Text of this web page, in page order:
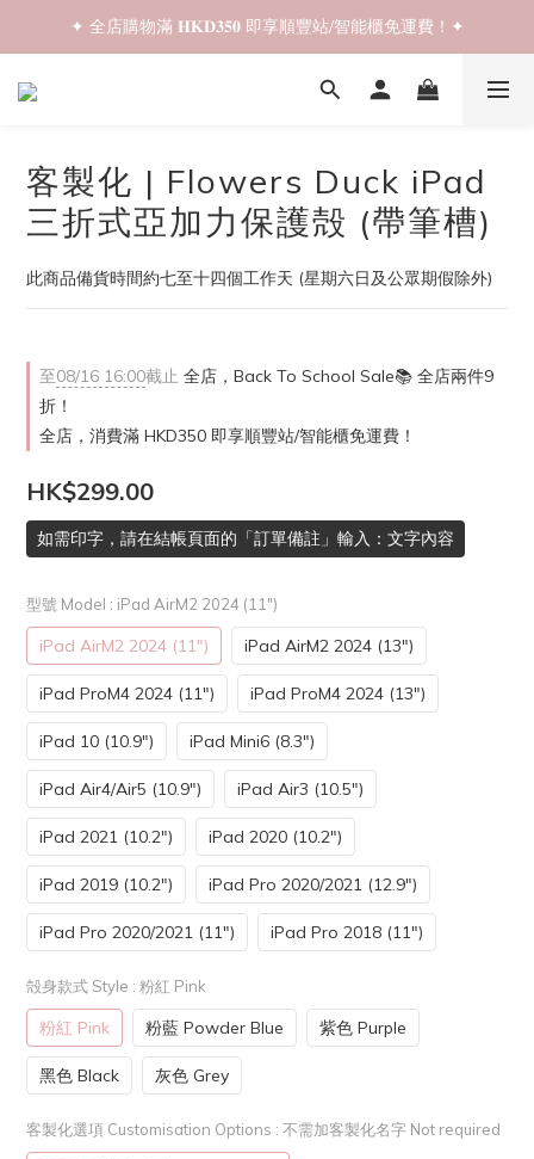
✦ 𝐁𝐚𝐜𝐤 𝐓𝐨 𝐒𝐜𝐡𝐨𝐨𝐥 𝐒𝐚𝐥𝐞📚 全店兩件𝟗折！✦
✦ 全店購物滿 𝐇𝐊𝐃𝟑𝟓𝟎 即享順豐站/智能櫃免運費！✦
✦ 𝐁𝐚𝐜𝐤 𝐓𝐨 𝐒𝐜𝐡𝐨𝐨𝐥 𝐒𝐚𝐥𝐞📚 全店兩件𝟗折！✦
客製化 | Flowers Duck iPad
三折式亞加力保護殻 (帶筆槽)
此商品備貨時間約七至十四個工作天 (星期六日及公眾期假除外)
至08/16 16:00截止 全店，Back To School Sale📚 全店兩件9
折！
全店，消費滿 HKD350 即享順豐站/智能櫃免運費！
HK$299.00
如需印字，請在結帳頁面的「訂單備註」輸入：文字內容
型號 Model : iPad AirM2 2024 (11")
iPad AirM2 2024 (11") iPad AirM2 2024 (13")
iPad ProM4 2024 (11") iPad ProM4 2024 (13")
iPad 10 (10.9") iPad Mini6 (8.3")
iPad Air4/Air5 (10.9") iPad Air3 (10.5")
iPad 2021 (10.2") iPad 2020 (10.2")
iPad 2019 (10.2") iPad Pro 2020/2021 (12.9")
iPad Pro 2020/2021 (11") iPad Pro 2018 (11")
殻身款式 Style : 粉紅 Pink
粉紅 Pink 粉藍 Powder Blue 紫色 Purple
黑色 Black 灰色 Grey
客製化選項 Customisation Options : 不需加客製化名字 Not required